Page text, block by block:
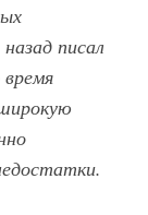
писал